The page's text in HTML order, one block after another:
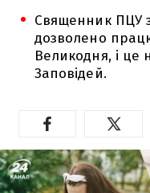
Священник ПЦУ
дозволено
Великодня, і це
Заповідей.